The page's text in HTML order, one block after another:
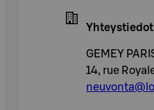
Yhteystiedot
GEMEY
14, rue